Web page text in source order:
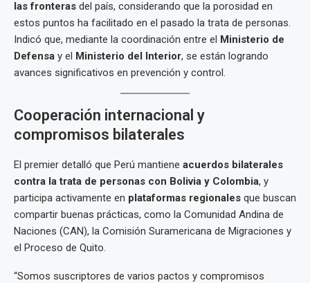
las fronteras del país, considerando que la porosidad en
estos puntos ha facilitado en el pasado la trata de personas.
Indicó que, mediante la coordinación entre el Ministerio de
Defensa y el Ministerio del Interior, se están logrando
avances significativos en prevención y control.
Cooperación internacional y
compromisos bilaterales
El premier detalló que Perú mantiene acuerdos bilaterales
contra la trata de personas con Bolivia y Colombia, y
participa activamente en plataformas regionales que buscan
compartir buenas prácticas, como la Comunidad Andina de
Naciones (CAN), la Comisión Suramericana de Migraciones y
el Proceso de Quito.
“Somos suscriptores de varios pactos y compromisos